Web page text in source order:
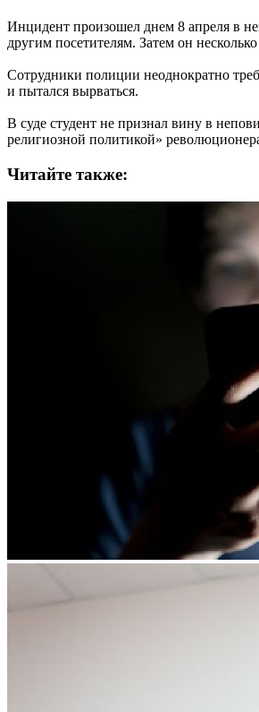
Инцидент произошел днем 8 апреля в
другим посетителям. Затем он
Сотрудники полиции неоднократно
и пытался вырваться.
В суде студент не признал вину в
религиозной политикой»
Читайте также: